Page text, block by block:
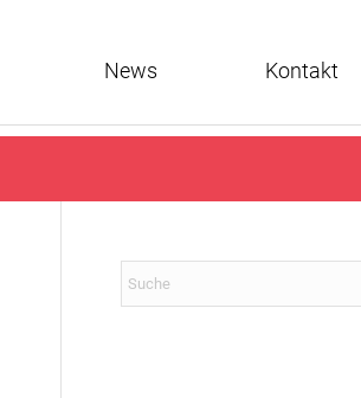
News Kontakt